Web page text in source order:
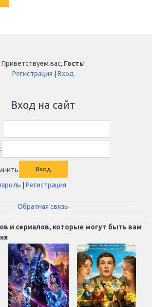
Приветствуем вас, Гость!
Регистрация
Вход
Вход на сайт
Регистрация
Обратная связь
и сериалов, которые могут быть вам